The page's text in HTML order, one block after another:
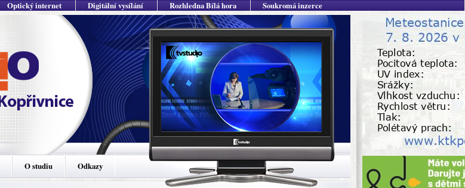
Optický internet Digitální vysílání Rozhledna Bílá hora Soukromá inzerce
O studiu Odkazy